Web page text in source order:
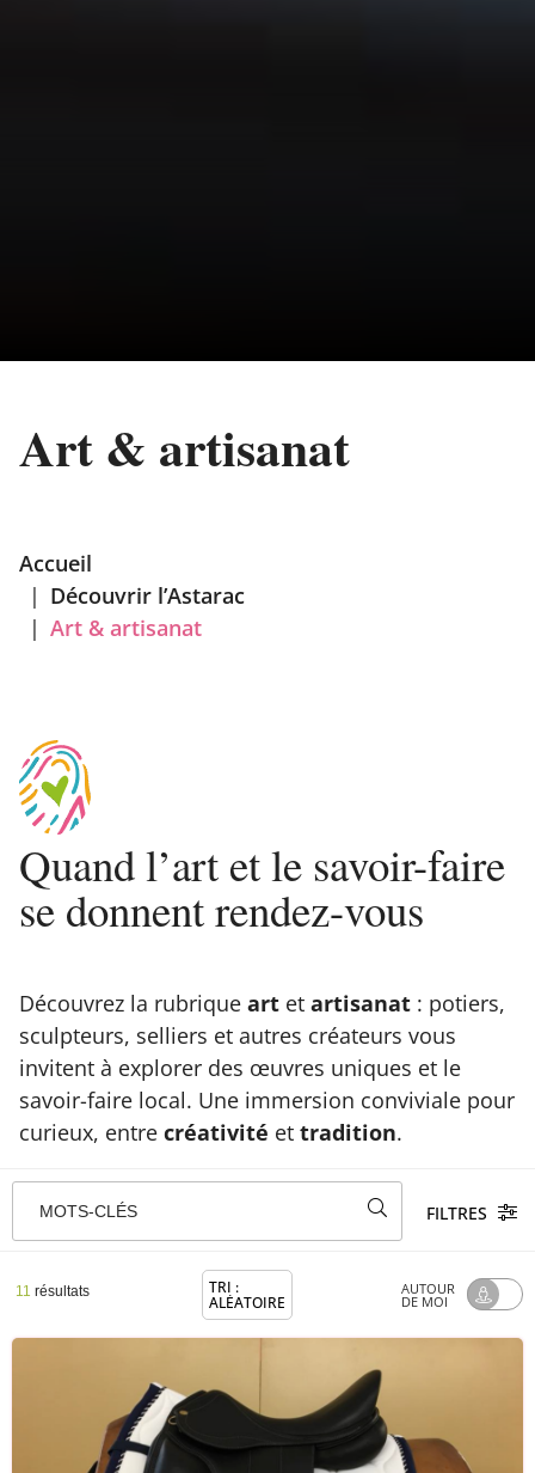
Accueil
| Découvrir l’Astarac
| Art & artisanat
Art & artisanat
Quand l’art et le savoir-faire
se donnent rendez-vous
Découvrez la rubrique art et artisanat : potiers,
sculpteurs, selliers et autres créateurs vous
invitent à explorer des œuvres uniques et le
savoir-faire local. Une immersion conviviale pour
curieux, entre créativité et tradition.
MOTS-CLÉS FILTRES
11 résultats TRI :
ALÉATOIRE
AUTOUR
DE MOI